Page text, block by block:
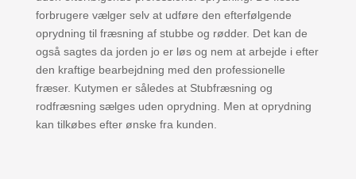
forbrugere vælger selv at udføre den efterfølgende
oprydning til fræsning af stubbe og rødder. Det kan de
også sagtes da jorden jo er løs og nem at arbejde i efter
den kraftige bearbejdning med den professionelle
fræser. Kutymen er således at Stubfræsning og
rodfræsning sælges uden oprydning. Men at oprydning
kan tilkøbes efter ønske fra kunden.